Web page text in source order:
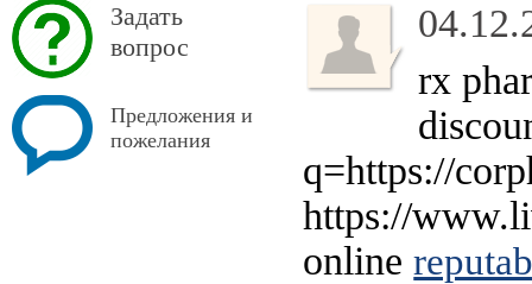
Задать
вопрос
Предложения и
пожелания
rx
q=https://
https://
online